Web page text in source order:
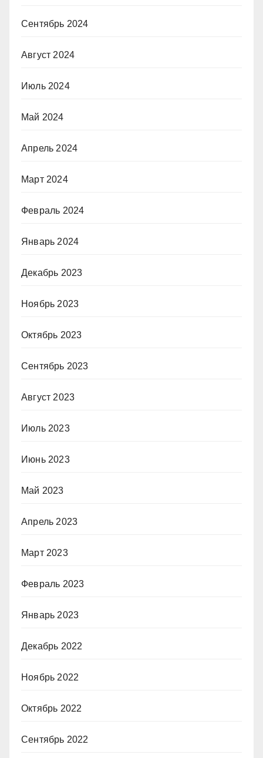
Сентябрь 2024
Август 2024
Июль 2024
Май 2024
Апрель 2024
Март 2024
Февраль 2024
Январь 2024
Декабрь 2023
Ноябрь 2023
Октябрь 2023
Сентябрь 2023
Август 2023
Июль 2023
Июнь 2023
Май 2023
Апрель 2023
Март 2023
Февраль 2023
Январь 2023
Декабрь 2022
Ноябрь 2022
Октябрь 2022
Сентябрь 2022